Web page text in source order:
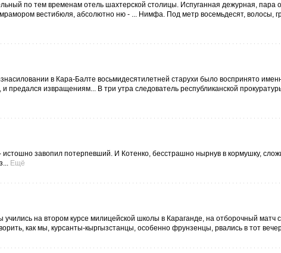
по тем временам отель шахтерской столицы. Испуганная дежурная, пара
вестибюля, абсолютно ню - ... Нимфа. Под метр восемьдесят, волосы,
в Кара-Балте восьмидесятилетней старухи было воспринято
и предался извращениям... В три утра следователь республиканской
истошно завопил потерпевший. И Котенко, бесстрашно нырнув в кормушку,
Ещё
учились на втором курсе милицейской школы в Караганде, на отборочный
как мы, курсанты-кыргызстанцы, особенно фрунзенцы, рвались в тот